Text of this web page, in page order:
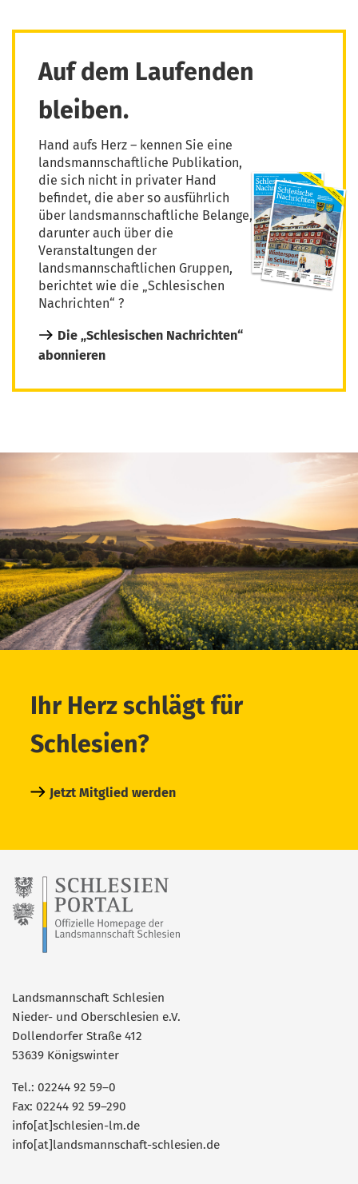
Auf dem Laufenden
bleiben.
Hand aufs Herz – kennen Sie eine
landsmannschaftliche Publikation,
die sich nicht in privater Hand
befindet, die aber so ausführlich
über landsmannschaftliche Belange,
darunter auch über die
Veranstaltungen der
landsmannschaftlichen Gruppen,
berichtet wie die „Schlesischen
Nachrichten“ ?
Die „Schlesischen Nachrichten“
abonnieren
Ihr Herz schlägt für
Schlesien?
Jetzt Mitglied werden
Landsmannschaft Schlesien
Nieder- und Oberschlesien e.V.
Dollendorfer Straße 412
53639 Königswinter
Tel.: 02244 92 59–0
Fax: 02244 92 59–290
info[at]schlesien-lm.de
info[at]landsmannschaft-schlesien.de